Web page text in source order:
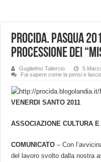
Procida. Pasqua
Processione dei
Guglielmo Taliercio 5
Fai sapere come la pensi e
VENERDI SANTO 2011
ASSOCIAZIONE CULTURA
COMUNICATO – Con
del lavoro svolto dalla nostra